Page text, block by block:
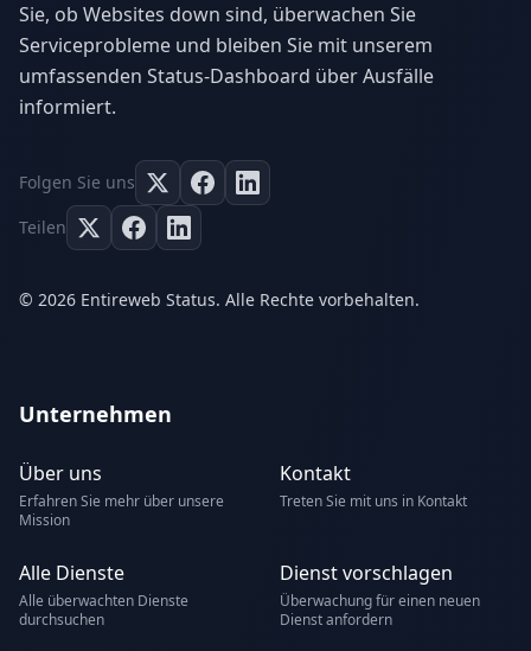
Sie, ob Websites down sind, überwachen Sie
Serviceprobleme und bleiben Sie mit unserem
umfassenden Status-Dashboard über Ausfälle
informiert.
Folgen Sie uns
Teilen
© 2026 Entireweb Status. Alle Rechte vorbehalten.
Unternehmen
Über uns
Erfahren Sie mehr über unsere
Mission
Kontakt
Treten Sie mit uns in Kontakt
Alle Dienste
Alle überwachten Dienste
durchsuchen
Dienst vorschlagen
Überwachung für einen neuen
Dienst anfordern